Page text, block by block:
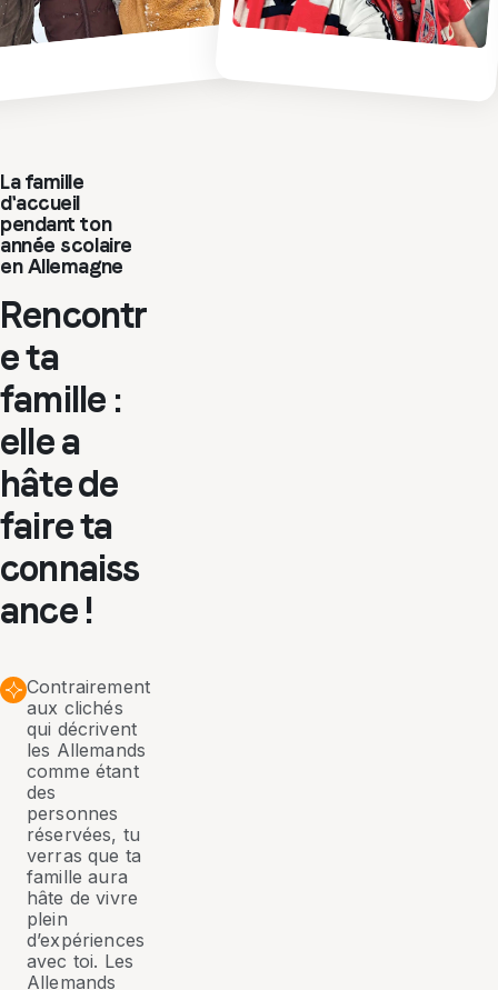
La famille
d'accueil
pendant ton
année scolaire
en Allemagne
Rencontr
e ta
famille :
elle a
hâte de
faire ta
connaiss
ance !
Contrairement
aux clichés
qui décrivent
les Allemands
comme étant
des
personnes
réservées, tu
verras que ta
famille aura
hâte de vivre
plein
d’expériences
avec toi. Les
Allemands